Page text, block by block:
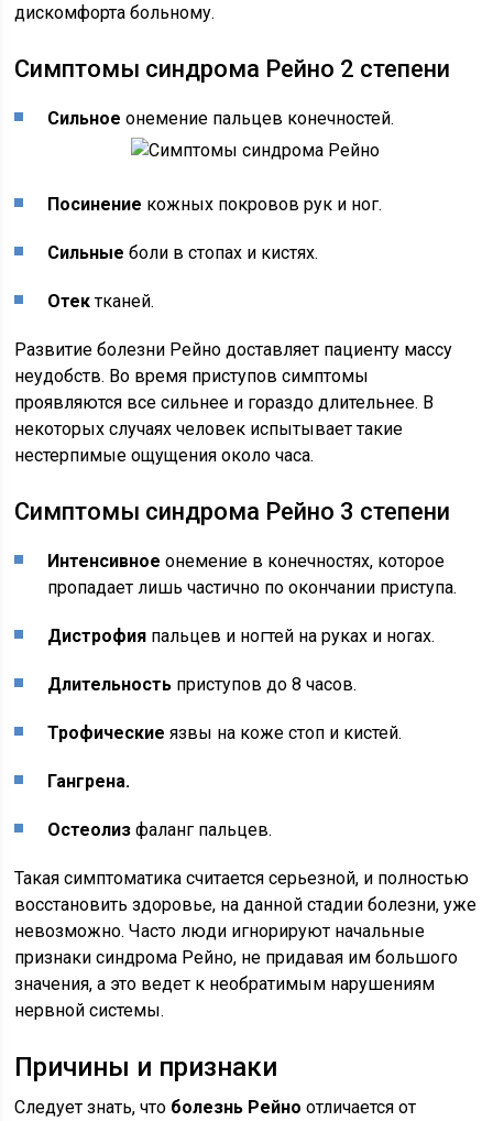
дискомфорта больному.
Симптомы синдрома Рейно 2 степени
Сильное онемение пальцев конечностей.
Посинение кожных покровов рук и ног.
Сильные боли в стопах и кистях.
Отектканей.
Развитие болезни Рейно доставляет пациенту массу
неудобств. Во время приступов симптомы
проявляются все сильнее и гораздо длительнее. В
некоторых случаях человек испытывает такие
нестерпимые ощущения около часа.
Симптомы синдрома Рейно 3 степени
Интенсивное онемение в конечностях, которое
пропадает лишь частично по окончании приступа.
Дистрофия пальцев и ногтей на руках и ногах.
Длительность приступов до 8 часов.
Трофические язвы на коже стоп и кистей.
Гангрена.
Остеолиз фаланг пальцев.
Такая симптоматика считается серьезной, и полностью
восстановить здоровье, на данной стадии болезни, уже
невозможно. Часто люди игнорируют начальные
признаки синдрома Рейно, не придавая им большого
значения, а это ведет к необратимым нарушениям
нервной системы.
Причины и признаки
Следует знать, что болезнь Рейно отличается от